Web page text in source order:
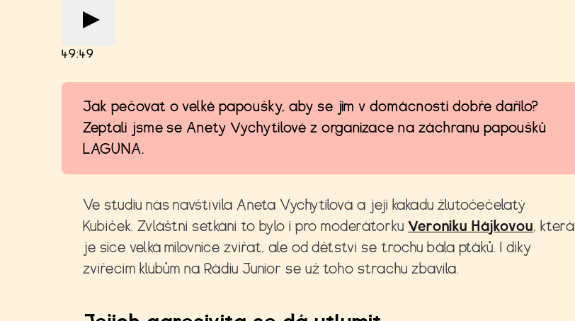
49:49
Jak pečovat o velké papoušky, aby se jim v domácnosti dobře dařilo?
Zeptali jsme se Anety Vychytilové z organizace na záchranu papoušků
LAGUNA.
Ve studiu nás navštívila Aneta Vychytilová a její kakadu žlutočečelatý
Kubíček. Zvláštní setkání to bylo i pro moderátorku Veroniku Hájkovou, která
je sice velká milovnice zvířat, ale od dětství se trochu bála ptáků. I díky
zvířecím klubům na Rádiu Junior se už toho strachu zbavila.